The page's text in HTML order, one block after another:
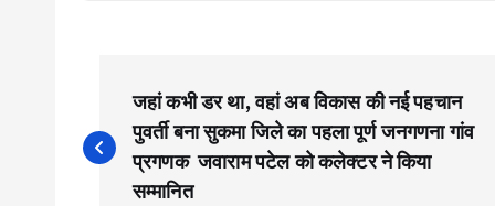
o
जहां कभी डर था, वहां अब विकास की नई पहचान
पुवर्ती बना सुकमा जिले का पहला पूर्ण जनगणना गांव
प्रगणक जवाराम पटेल को कलेक्टर ने किया
सम्मानित